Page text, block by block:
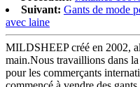
Suivant: Gants de mode
avec laine
MILDSHEEP créé en 2002,
main.Nous travaillions dans
pour les commerçants